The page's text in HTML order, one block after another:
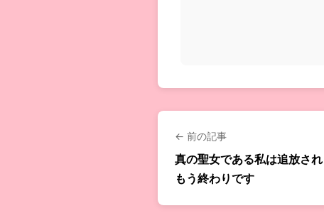
← 前の記事
真の聖女である私は追放さ
もう終わりです